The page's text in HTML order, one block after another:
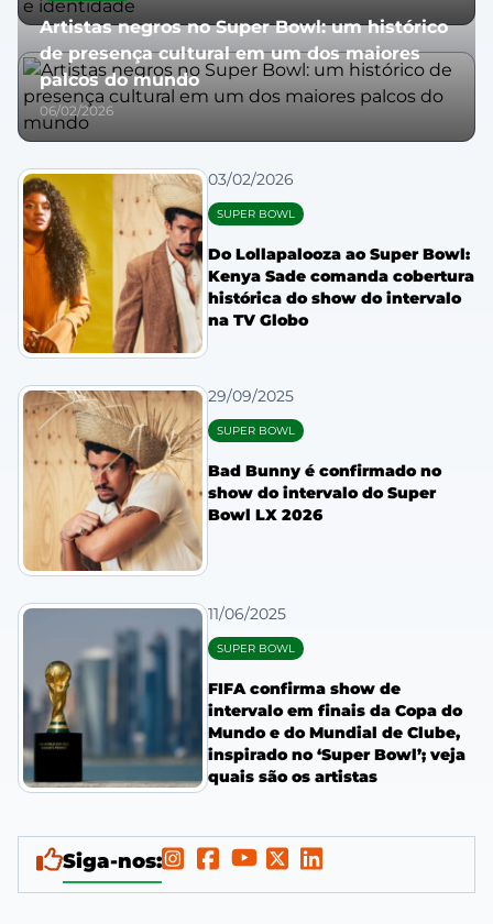
Artistas negros no Super Bowl: um histórico
de presença cultural em um dos maiores
palcos do mundo
06/02/2026
03/02/2026
SUPER BOWL
Do Lollapalooza ao Super Bowl:
Kenya Sade comanda cobertura
histórica do show do intervalo
na TV Globo
29/09/2025
SUPER BOWL
Bad Bunny é confirmado no
show do intervalo do Super
Bowl LX 2026
11/06/2025
SUPER BOWL
FIFA confirma show de
intervalo em finais da Copa do
Mundo e do Mundial de Clube,
inspirado no ‘Super Bowl’; veja
quais são os artistas
Siga-nos: